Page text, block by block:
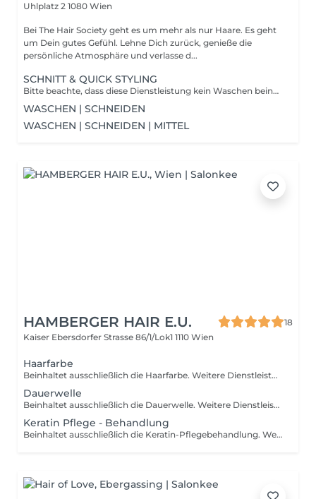
Uhlplatz 2 1080 Wien
Bei The Hair Society geht es um mehr als nur Haare. Es geht
um Dein gutes Gefühl. Lehne Dich zurück, genieße die
persönliche Atmosphäre und verlasse d...
SCHNITT & QUICK STYLING
Bitte beachte, dass diese Dienstleistung kein Waschen beinhaltete. Bitte wasche deine Haare vor deinem Termin andernfalls berechnen wir das waschen vor Ort.
WASCHEN | SCHNEIDEN
WASCHEN | SCHNEIDEN | MITTEL
HAMBERGER HAIR E.U.
18
Kaiser Ebersdorfer Strasse 86/1/Lok1 1110 Wien
Haarfarbe
Beinhaltet ausschließlich die Haarfarbe. Weitere Dienstleistungen sind separat zubuchbar. Bitte beachten Sie die Leistungsbeschreibung (extra kurz - bis Hüfte) und wählen Sie entsprechend Ihrer Haarlänge.
Dauerwelle
Beinhaltet ausschließlich die Dauerwelle. Weitere Dienstleistungen sind separat zubuchbar. Bitte beachten Sie die Leistungsbeschreibung (extra kurz - bis Hüfte). Bitte wählen Sie die Leistung nach der Haarlänge.
Keratin Pflege - Behandlung
Beinhaltet ausschließlich die Keratin-Pflegebehandlung. Weitere Dienstleistungen sind separat zubuchbar. Bitte beachten Sie die Leistungsbeschreibung (kurz - bis Hüfte). Bitte wählen Sie die Leistung nach der Haarlänge.